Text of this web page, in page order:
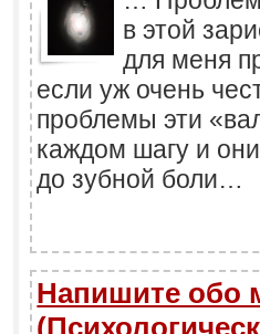
в этой
для меня
если уж очень
проблемы эти
каждом шагу и
до зубной боли…
Напишите обо